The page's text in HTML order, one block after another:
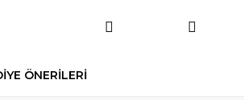
ÖNERİLERİ